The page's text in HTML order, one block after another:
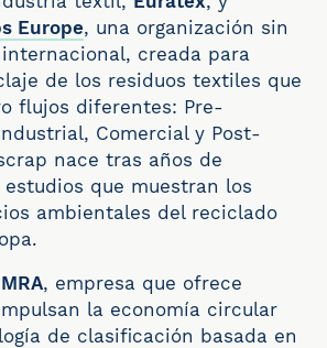
Europe, una organización sin
creada para
de los residuos textiles que
flujos diferentes: Pre-
Comercial y Post-
nace tras años de
que muestran los
ambientales del reciclado
, empresa que ofrece
la economía circular
de clasificación basada en